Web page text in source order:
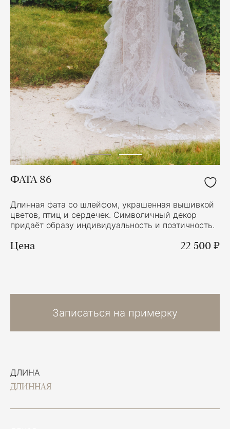
ДЛИНА
ДЛИННАЯ
ФАТА 86
Длинная фата со шлейфом, украшенная вышивкой
цветов, птиц и сердечек. Символичный декор
придаёт образу индивидуальность и поэтичность.
Цена 22 500 ₽
Записаться на примерку